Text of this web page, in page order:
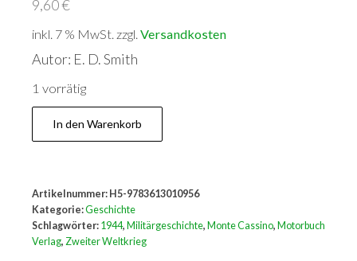
9,60€
inkl. 7 % MwSt. zzgl. Versandkosten
Autor: E. D. Smith
1 vorrätig
Der
Kampf
Cassino
1944
Menge
In den Warenkorb
Artikelnummer: H5-9783613010956
Kategorie:Geschichte
Schlagwörter: 1944, Militärgeschichte, Monte Cassino, Motorbuch
Verlag, Zweiter Weltkrieg